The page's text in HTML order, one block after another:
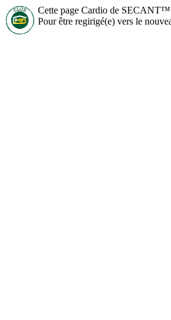
Cette page Cardio de
Pour être regirigé(e) vers le